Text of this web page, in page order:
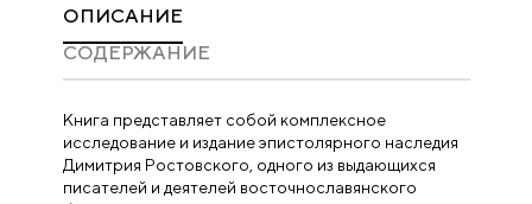
ОПИСАНИЕ
CОДЕРЖАНИЕ
Книга представляет собой комплексное
исследование и издание эпистолярного наследия
Димитрия Ростовского, одного из выдающихся
писателей и деятелей восточнос­лавянского